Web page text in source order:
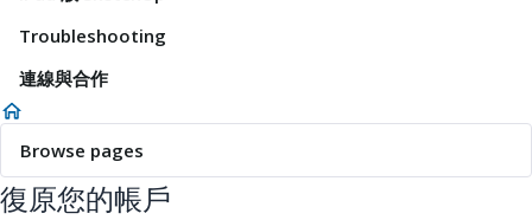
Troubleshooting
連線與合作
Browse pages
復原您的帳戶